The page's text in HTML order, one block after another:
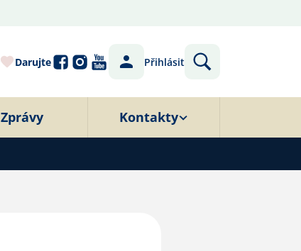
Darujte Přihlásit
Zprávy Kontakty